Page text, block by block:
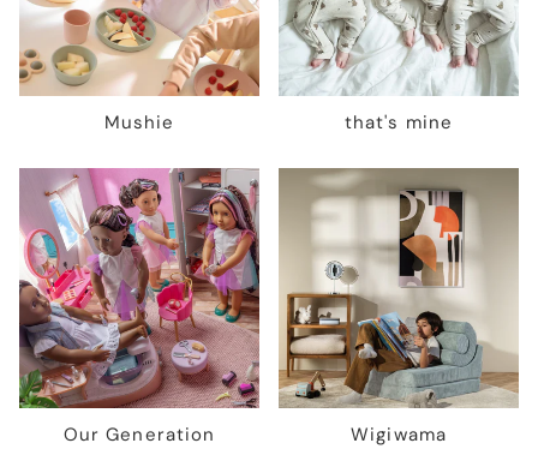
Mushie that's mine
Our Generation Wigiwama